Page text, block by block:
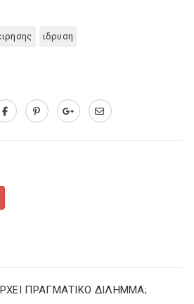
ιδρυση
ΠΡΑΓΜΑΤΙΚΟ ΔΙΛΗΜΜΑ;